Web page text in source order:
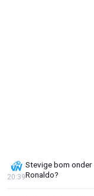
Stevige bom
Ronaldo?
20:39